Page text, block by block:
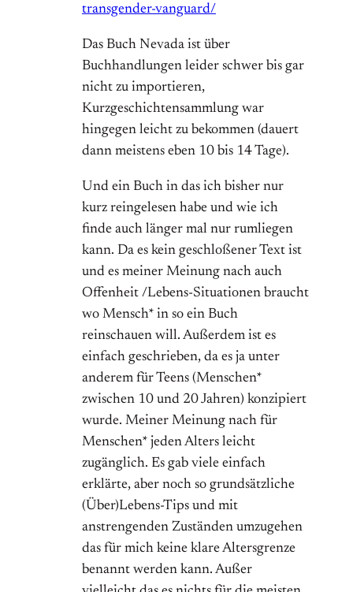
transgender-vanguard/
Das Buch Nevada ist über
Buchhandlungen leider schwer bis gar
nicht zu importieren,
Kurzgeschichtensammlung war
hingegen leicht zu bekommen (dauert
dann meistens eben 10 bis 14 Tage).
Und ein Buch in das ich bisher nur
kurz reingelesen habe und wie ich
finde auch länger mal nur rumliegen
kann. Da es kein geschloßener Text ist
und es meiner Meinung nach auch
Offenheit /Lebens-Situationen braucht
wo Mensch* in so ein Buch
reinschauen will. Außerdem ist es
einfach geschrieben, da es ja unter
anderem für Teens (Menschen*
zwischen 10 und 20 Jahren) konzipiert
wurde. Meiner Meinung nach für
Menschen* jeden Alters leicht
zugänglich. Es gab viele einfach
erklärte, aber noch so grundsätzliche
(Über)Lebens-Tips und mit
anstrengenden Zuständen umzugehen
das für mich keine klare Altersgrenze
benannt werden kann. Außer